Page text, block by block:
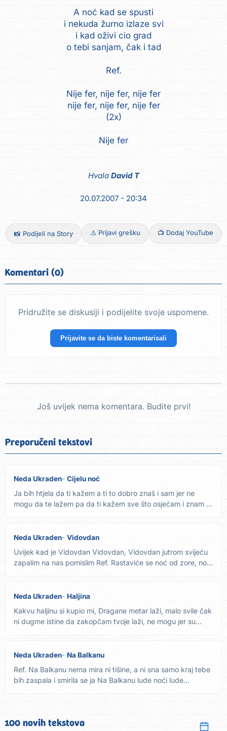
A noć kad se spusti
i nekuda žurno izlaze svi
i kad oživi cio grad
o tebi sanjam, čak i tad
Ref.
Nije fer, nije fer, nije fer
nije fer, nije fer, nije fer
(2x)
Nije fer
Hvala David T
20.07.2007 - 20:34
📸 Podijeli na Story ⚠️ Prijavi grešku 📺 Dodaj YouTube
Komentari (0)
Pridružite se diskusiji i podijelite svoje uspomene.
Prijavite se da biste komentarisali
Još uvijek nema komentara. Budite prvi!
Preporučeni tekstovi
Neda Ukraden Cijelu noć
Ja bih htjela da ti kažem a ti to dobro znaš i sam jer ne
mogu da te lažem pa da ti kažem sve što osjećam i znam A
Neda Ukraden Vidovdan
Uvijek kad je Vidovdan Vidovdan, Vidovdan jutrom svijeću
zapalim na nas pomislim Ref. Rastaviće se noć od zore, noć
Neda Ukraden Haljina
Kakvu haljinu si kupio mi, Dragane metar laži, malo svile čak
ni dugme istine da zakopčam tvoje laži, ne mogu jer su...
Neda Ukraden Na Balkanu
Ref. Na Balkanu nema mira ni tišine, a ni sna samo kraj tebe
bih zaspala i smirila se ja Na Balkanu lude noći lude...
100 novih tekstova